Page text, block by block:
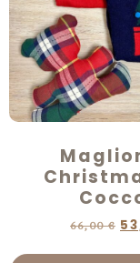
66,00€